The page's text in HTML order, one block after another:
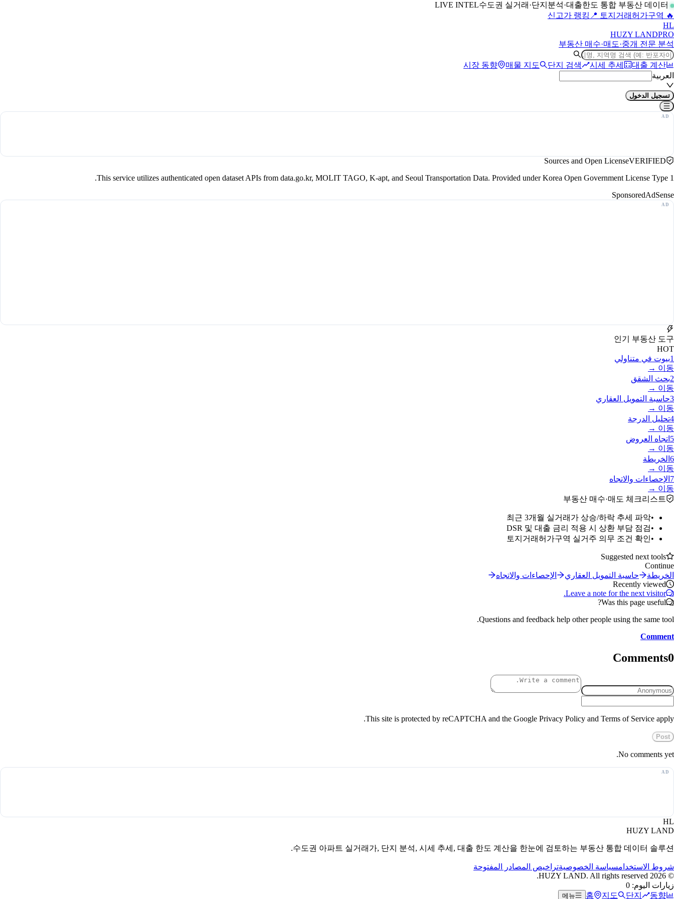
LIVE INTEL
수도권 실거래·단지분석·대출한도 통합 부동산 데이터
🔥 신고가 랭킹
📍 토지거래허가구역
HL
HUZY LANDPRO
부동산 매수·매도·중개 전문 분석
시장 동향 매물 지도 단지 검색 시세 추세
대출 계산
العربية
تسجيل الدخول
Sources and Open LicenseVERIFIED
This service utilizes authenticated open dataset APIs from data.go.kr, MOLIT TAGO, K-apt, and Seoul Transportation Data. Provided under Korea Open Government License Type 1.
SponsoredAdSense
인기 부동산 도구
HOT
1بيوت في متناولي
이동 →
2بحث الشقق
이동 →
3حاسبة التمويل العقاري
이동 →
4تحليل الدرجة
이동 →
5 اتجاه العروض
이동 →
6 الخريطة
이동 →
7 الإحصاءات والاتجاه
이동 →
부동산 매수·매도 체크리스트
•
최근 3개월 실거래가 상승/하락 추세 파악
•
DSR 및 대출 금리 적용 시 상환 부담 점검
•
토지거래허가구역 실거주 의무 조건 확인
Suggested next tools
Continue
الخريطة
حاسبة التمويل العقاري
الإحصاءات والاتجاه
Recently viewed
Leave a note for the next visitor.
Was this page useful?
Questions and feedback help other people using the same tool.
Comment
Comments0
This site is protected by reCAPTCHA and the Google Privacy Policy and Terms of Service apply.
Post
No comments yet.
HL
HUZY LAND
수도권 아파트 실거래가, 단지 분석, 시세 추세, 대출 한도 계산을 한눈에 검토하는 부동산 통합 데이터 솔루션.
شروط الاستخدامسياسة الخصوصيةتراخيص المصادر المفتوحة
©
2026
زيارات اليوم: 0
홈
지도 단지 동향
메뉴